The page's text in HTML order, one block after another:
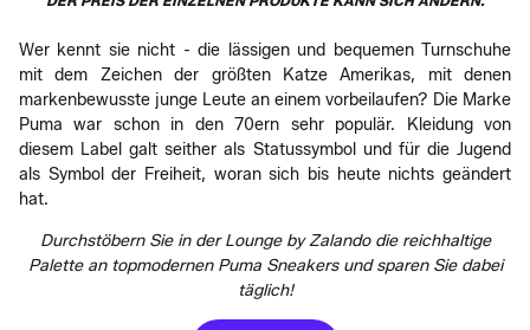
Wer kennt sie nicht - die lässigen und bequemen Turnschuhe
mit dem Zeichen der größten Katze Amerikas, mit denen
markenbewusste junge Leute an einem vorbeilaufen? Die Marke
Puma war schon in den 70ern sehr populär. Kleidung von
diesem Label galt seither als Statussymbol und für die Jugend
als Symbol der Freiheit, woran sich bis heute nichts geändert
hat.
Durchstöbern Sie in der Lounge by Zalando die reichhaltige
Palette an topmodernen Puma Sneakers und sparen Sie dabei
täglich!